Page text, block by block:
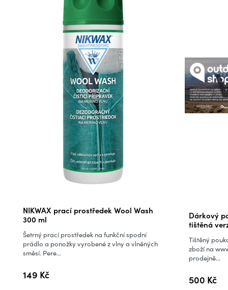
NIKWAX prací prostředek Wool Wash
300 ml
hodnocení
produktu
je
5,0
5
149 Kč
Šetrný prací prostředek na funkční spodní
prádlo a ponožky vyrobené z vlny a vlněných
směsí. Pere...
Dárkový
tištěná
500 Kč
Tištěný
zboží na
prodejně...